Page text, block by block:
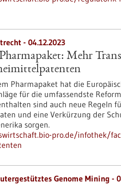
- 04.12.2023
Mehr
Pharmapaket hat die
für die umfassendste
sind auch neue Regeln
und eine Verkürzung der
sorgen.
pro.de/infothek/
Genome Mining -